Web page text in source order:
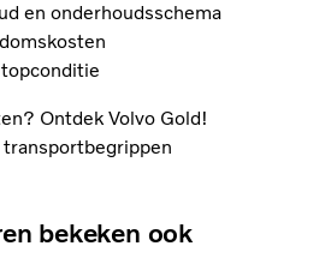
en onderhoudsschema
Ontdek Volvo Gold!
bekeken ook